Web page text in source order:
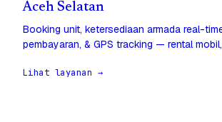
Aceh Selatan
Booking unit, ketersediaan armada real-
pembayaran, & GPS tracking — rental
Lihat layanan →